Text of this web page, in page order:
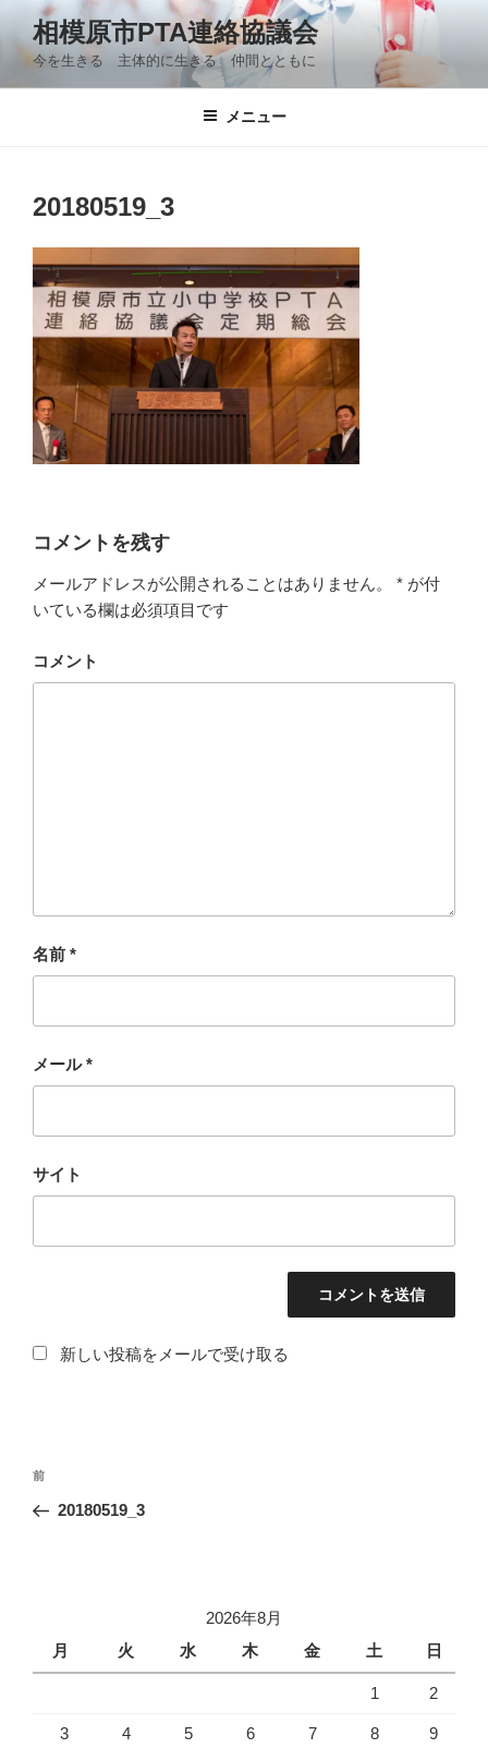
ン
ン
相模原市PTA連絡協議会
今を生きる 主体的に生きる 仲間とともに
メニュー
20180519_3
コメントを残す
メールアドレスが公開されることはありません。 * が付
いている欄は必須項目です
コメント
名前 *
メール*
サイト
新しい投稿をメールで受け取る
投
ナ
ョ
過
去
前
20180519_3
2026年8月
月
火 水 木 金 土 日
1 2
3 4 5 6 7 8 9